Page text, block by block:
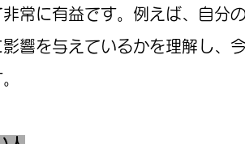
常に有益です。例えば、自分
響を与えているかを理解し、